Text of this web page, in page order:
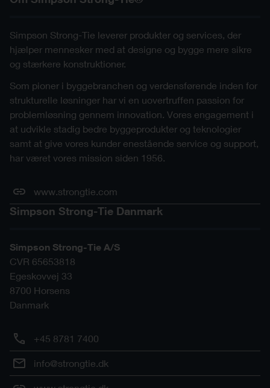
Simpson Strong-Tie leverer produkter og services, der
hjælper mennesker med at designe og bygge mere sikre
og stærkere konstruktioner.
Som pioner i byggebranchen og verdensførende inden for
strukturelle løsninger har vi en uovertruffen passion for
problemløsning gennem innovation. Vores engagement i
at udvikle stadig bedre byggeprodukter og teknologier
samt at give vores kunder enestående service og support,
har været vores mission siden 1956.
www.strongtie.com
Simpson Strong-Tie Danmark
Simpson Strong-Tie A/S
CVR 65653818
Egeskovvej 33
8700 Horsens
Danmark
+45 8781 7400
info@strongtie.dk